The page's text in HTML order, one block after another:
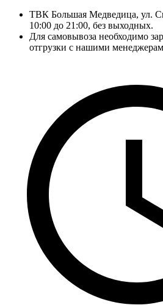
ТВК Большая Медведица, ул.
10:00 до 21:00, без выходных.
Для самовывоза необходимо
отгрузки с нашими